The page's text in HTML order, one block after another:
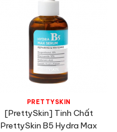
PRETTYSKIN
[PrettySkin] Tinh Chất
PrettySkin B5 Hydra Max